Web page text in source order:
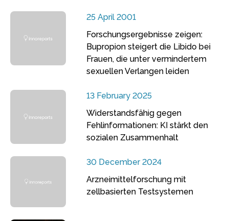
25 April 2001
Forschungsergebnisse zeigen:
Bupropion steigert die Libido bei
Frauen, die unter vermindertem
sexuellen Verlangen leiden
13 February 2025
Widerstandsfähig gegen
Fehlinformationen: KI stärkt den
sozialen Zusammenhalt
30 December 2024
Arzneimittelforschung mit
zellbasierten Testsystemen